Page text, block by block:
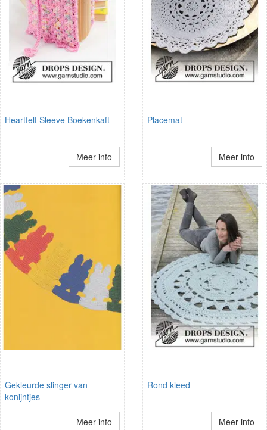
Heartfelt Sleeve Boekenkaft
Meer info
Placemat
Meer info
Gekleurde slinger van
konijntjes
Meer info
Rond kleed
Meer info